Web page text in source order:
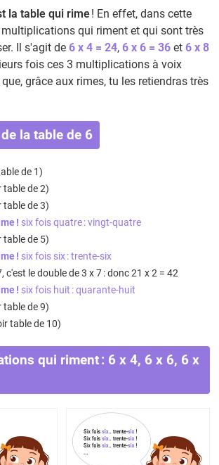
la table qui rime! En effet, dans cette
qui riment et qui sont très
Il s'agit de6 x 4 = 24,6 x 6 = 36 et6 x 8
fois ces 3 multiplications à voix
grâce aux rimes, tu les retiendras très
la table de 6
de 1)
table de 2)
table de 3)
! six fois quatre : vingt-quatre
table de 5)
! six fois six : trente-six
c'est le double de 3 x 7 : donc 21 x 2 = 42
! six fois huit : quarante-huit
table de 9)
table de 10)
qui riment : 6 x 4, 6 x 6, 6 x